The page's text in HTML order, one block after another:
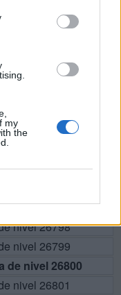
my
the
nivel 26795
nivel 26796
nivel 26797
nivel 26798
nivel 26799
de nivel 26800
nivel 26801